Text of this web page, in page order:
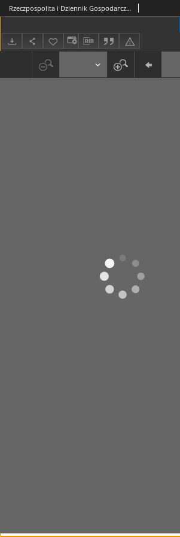
Rzeczpospolita i Dziennik Gospodarczy. R. 4, nr 76 (18 marzec 1947)